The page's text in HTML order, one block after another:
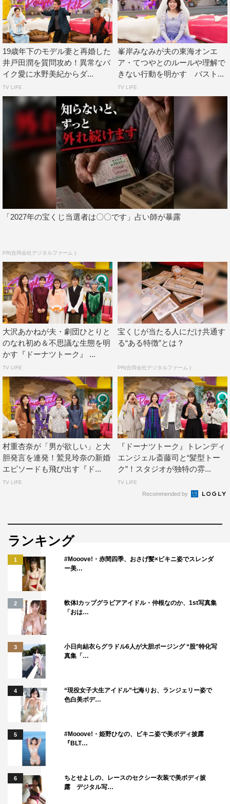
番組HP：https://hicbc.com/tv/donutstalk/
この記事の写真
©CBC
Awesome City Club PORIN
ヒコロヒー 早見あかり 水野美紀
鷲見玲奈
19歳年下のモデル妻と再婚した
井戸田潤を質問攻め！異常なバ
イク愛に水野美紀からダ...
TV LIFE
峯岸みなみが夫の東海オンエ
ア・てつやとのルールや理解で
きない行動を明かす バスト...
TV LIFE
「2027年の宝くじ当選者は〇〇です」占い師が暴露
PR(合同会社デジタルファーム )
大沢あかねが夫・劇団ひとりと
のなれ初め＆不思議な生態を明
かす『ドーナツトーク』 ...
TV LIFE
宝くじが当たる人にだけ共通す
る“ある特徴”とは？
PR(合同会社デジタルファーム )
村重杏奈が「男が欲しい」と大
胆発言を連発！鷲見玲奈の新婚
エピソードも飛び出す『ド...
TV LIFE
『ドーナツトーク』トレンディ
エンジェル斎藤司と“髪型トー
ク”！スタジオが独特の雰...
TV LIFE
Recommended by
ランキング
1
#Mooove!・赤間四季、おさげ髪×ビキニ姿でスレンダ
ー美…
2
軟体Iカップグラビアアイドル・仲根なのか、1st写真集
「おは…
3
小日向結衣らグラドル6人が大胆ポージング “股”特化写
真集「…
4
“現役女子大生アイドル”七海りお、ランジェリー姿で
色白美ボデ…
5
#Mooove!・姫野ひなの、ビキニ姿で美ボディ披露
『BLT…
6
ちとせよしの、レースのセクシー衣装で美ボディ披
露 デジタル写…